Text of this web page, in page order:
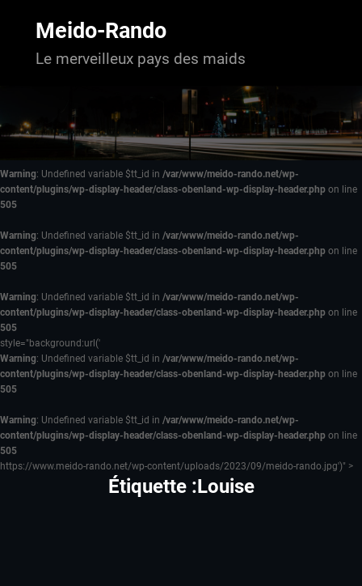
Meido-Rando
Le merveilleux pays des maids
Warning: Undefined variable $tt_id in /var/www/meido-rando.net/wp-
content/plugins/wp-display-header/class-obenland-wp-display-header.php on line
505
Warning: Undefined variable $tt_id in /var/www/meido-rando.net/wp-
content/plugins/wp-display-header/class-obenland-wp-display-header.php on line
505
Warning: Undefined variable $tt_id in /var/www/meido-rando.net/wp-
content/plugins/wp-display-header/class-obenland-wp-display-header.php on line
505
style="background:url('
Warning: Undefined variable $tt_id in /var/www/meido-rando.net/wp-
content/plugins/wp-display-header/class-obenland-wp-display-header.php on line
505
Warning: Undefined variable $tt_id in /var/www/meido-rando.net/wp-
content/plugins/wp-display-header/class-obenland-wp-display-header.php on line
505
https://www.meido-rando.net/wp-content/uploads/2023/09/meido-rando.jpg')" >
Étiquette :Louise